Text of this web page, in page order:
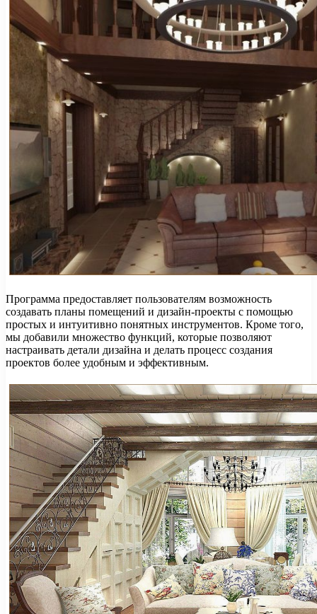
Программа предоставляет пользователям возможность
создавать планы помещений и дизайн-проекты с помощью
простых и интуитивно понятных инструментов. Кроме того,
мы добавили множество функций, которые позволяют
настраивать детали дизайна и делать процесс создания
проектов более удобным и эффективным.